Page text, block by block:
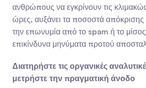
ανθρώπους να εγκρίνουν τις
ώρες, αυξάνει τα ποσοστά απόκρισης
την επωνυμία από το spam ή το
επικίνδυνα μηνύματα προτού
Διατηρήστε τις οργανικές
μετρήστε την πραγματική άνοδο